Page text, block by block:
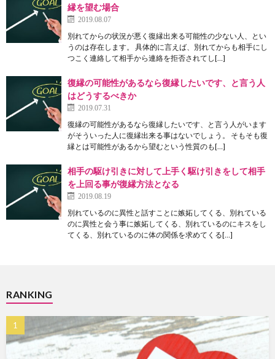
縁を望む場合
2019.08.07
別れてからの状況が悪く復縁出来る可能性の少ない人、とい
うのは存在します。 具体的に言えば、別れてからも相手にし
つこく連絡して相手から連絡を拒否されてし[…]
復縁の可能性があるなら復縁したいです、と言う人
はどうするべきか
2019.07.31
復縁の可能性があるなら復縁したいです、と言う人がいます
がそういった人に復縁出来る事はないでしょう。 そもそも復
縁とは可能性があるから望むという性質のも[…]
相手の駆け引きに対して上手く駆け引きをして相手
を上回る事が復縁方法となる
2019.08.19
別れているのに異性と話すことに嫉妬してくる、別れている
のに異性と会う事に嫉妬してくる、別れているのにキスをし
てくる、別れているのに体の関係を求めてくる[…]
RANKING